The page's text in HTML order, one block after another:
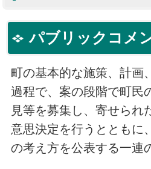
パブリックコメ
町の基本的な施策、計画
過程で、案の段階で町民
見等を募集し、寄せられ
意思決定を行うとともに
の考え方を公表する一連